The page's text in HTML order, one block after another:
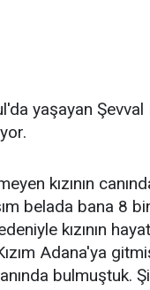
yaşayan
kızının
belada bana 8
kızının
Adana'ya
bulmuştuk.